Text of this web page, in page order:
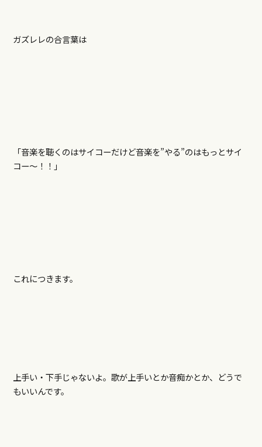
ガズレレの合言葉は
「音楽を聴くのはサイコーだけど音楽を”やる”のはもっとサイ
コー～！！」
これにつきます。
上手い・下手じゃないよ。歌が上手いとか音痴かとか、どうで
もいいんです。